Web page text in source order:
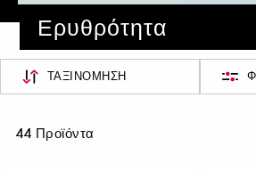
Ερυθρότητα
ΤΑΞΙΝΌΜΗΣΗ
44 Προϊόντα